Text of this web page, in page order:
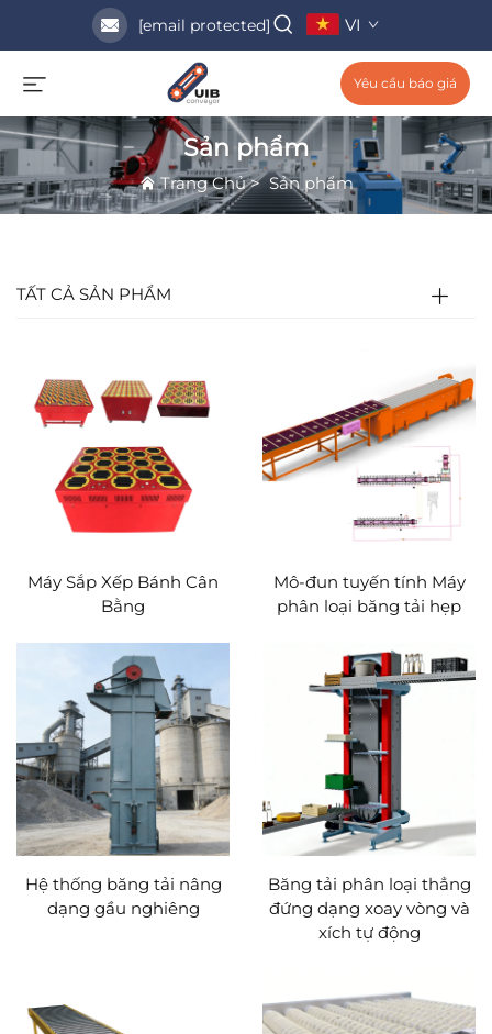
[email protected] VI
Yêu cầu báo giá
Sản phẩm
Trang Chủ>Sản phẩm
TẤT CẢ SẢN PHẨM
Máy Sắp Xếp Bánh Cân
Bằng
Mô-đun tuyến tính Máy
phân loại băng tải hẹp
Hệ thống băng tải nâng
dạng gầu nghiêng
Băng tải phân loại thẳng
đứng dạng xoay vòng và
xích tự động